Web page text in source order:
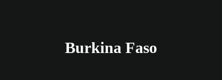
Burkina Faso